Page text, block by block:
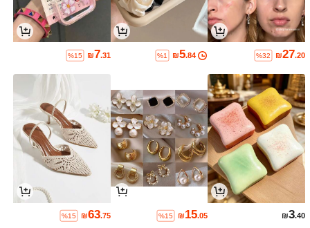
₪27.20
%32
₪5.84
%1
₪7.31
%15
₪3.40
₪15.05
%15
₪63.75
%15